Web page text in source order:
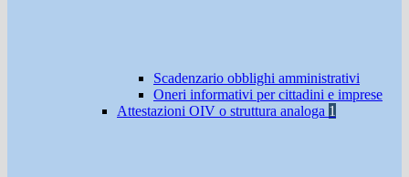
Scadenzario obblighi amministrativi
Oneri informativi per cittadini e imprese
Attestazioni OIV o struttura analoga 1